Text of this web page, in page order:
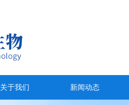
关于我们 新闻动态